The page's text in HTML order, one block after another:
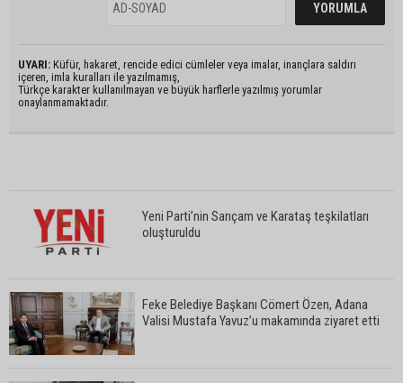
UYARI: Küfür, hakaret, rencide edici cümleler veya imalar, inançlara saldırı
içeren, imla kuralları ile yazılmamış,
Türkçe karakter kullanılmayan ve büyük harflerle yazılmış yorumlar
onaylanmamaktadır.
Yeni Parti’nin Sarıçam ve Karataş teşkilatları
oluşturuldu
Feke Belediye Başkanı Cömert Özen, Adana
Valisi Mustafa Yavuz’u makamında ziyaret etti